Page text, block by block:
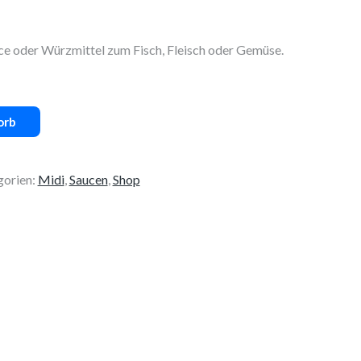
oder Würzmittel zum Fisch, Fleisch oder Gemüse.
Midi, Saucen, Shop